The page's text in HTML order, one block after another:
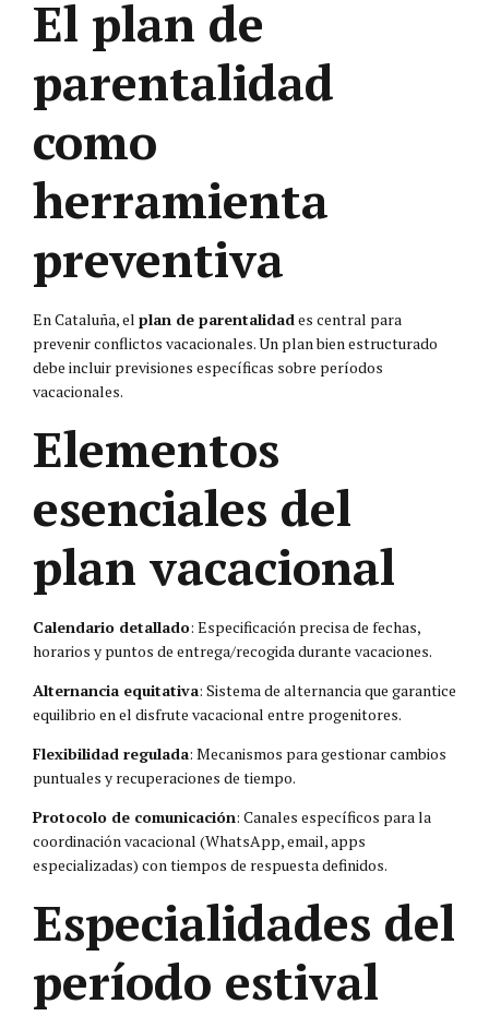
El plan de
parentalidad
como
herramienta
preventiva
En Cataluña, el plan de parentalidades central para
prevenir conflictos vacacionales. Un plan bien estructurado
debe incluir previsiones específicas sobre períodos
vacacionales.
Elementos
esenciales del
plan vacacional
Calendario detallado: Especificación precisa de fechas,
horarios y puntos de entrega/recogida durante vacaciones.
Alternancia equitativa: Sistema de alternancia que garantice
equilibrio en el disfrute vacacional entre progenitores.
Flexibilidad regulada: Mecanismos para gestionar cambios
puntuales y recuperaciones de tiempo.
Protocolo de comunicación: Canales específicos para la
coordinación vacacional (WhatsApp, email, apps
especializadas) con tiempos de respuesta definidos.
Especialidades del
período estival